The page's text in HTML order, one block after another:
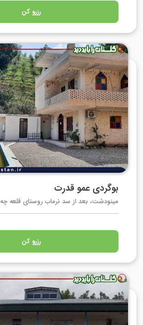
رزرو کن
بوگردی عمو قدرت
مینودشت، بعد از سد نرماب روستای قلعه چه
رزرو کن